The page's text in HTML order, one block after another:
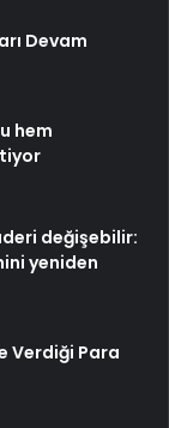
Devam
hem
değişebilir:
yeniden
Verdiği Para